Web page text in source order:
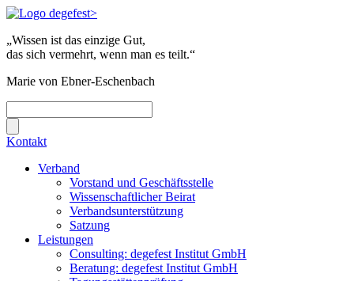
„Wissen ist das einzige Gut,
das sich vermehrt, wenn man es teilt.“
Marie von Ebner-Eschenbach
Kontakt
Verband
Vorstand und Geschäftsstelle
Wissenschaftlicher Beirat
Verbandsunterstützung
Satzung
Leistungen
Consulting: degefest Institut GmbH
Beratung: degefest Institut GmbH